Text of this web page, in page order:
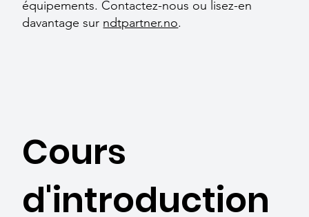
équipements. Contactez-nous ou lisez-en
davantage sur ndtpartner.no.
Cours
d'introduction